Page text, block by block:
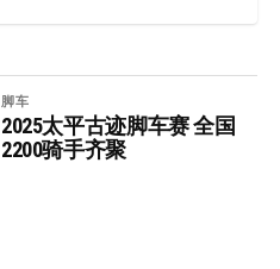
脚车
2025太平古迹脚车赛 全国
2200骑手齐聚